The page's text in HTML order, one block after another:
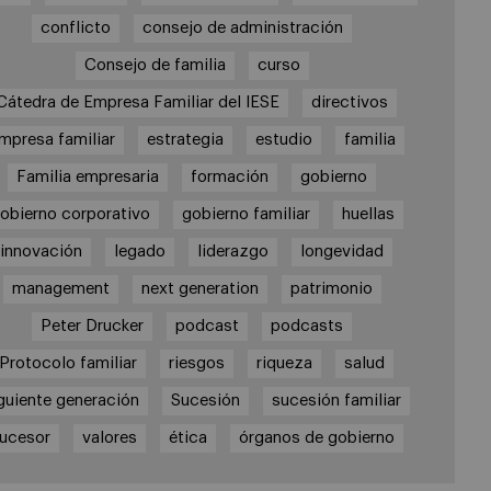
conflicto consejo de administración
Consejo de familia curso
de Empresa Familiar del IESE directivos
familiar estrategia estudio familia
Familia empresaria formación gobierno
corporativo gobierno familiar huellas
innovación legado liderazgo longevidad
management next generation patrimonio
Peter Drucker podcast podcasts
Protocolo familiar riesgos riqueza salud
generación Sucesión sucesión familiar
valores ética órganos de gobierno